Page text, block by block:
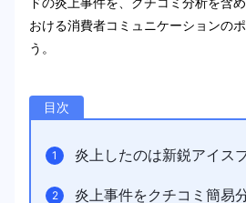
おける消費者コミュニケーションの
う。
目次
炎上したのは新鋭アイス
炎上事件をクチコミ簡易